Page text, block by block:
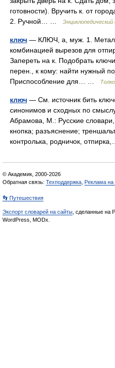
готовности). Вручить к. от
2. Ручной… …
Энциклопедический
ключ — КЛЮЧ, а, муж. 1.
комбинацией вырезов для
Запереть на к. Подобрать
перен., к кому: найти нужный
Приспособление для… …
ключ — См. источник бить
синонимов и сходных по
Абрамова, М.: Русские
кнопка; разъяснение;
контролька, родничок,
© Академик, 2000-2026
Обратная связь: Техподдержка Реклама на
👣 Путешествия
Экспорт словарей на сайты , сделанные на
WordPress, MODx.